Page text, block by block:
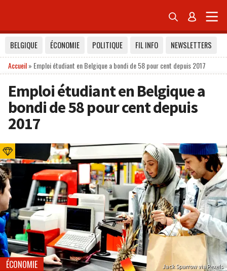
 
BELGIQUE ÉCONOMIE POLITIQUE FIL INFO
NEWSLETTERS
Accueil» Emploi étudiant en Belgique a bondi de 58 pour cent depuis 2017
Emploi étudiant en Belgique a
bondi de 58 pour cent depuis
2017
Jack Sparrow via Pexels
ÉCONOMIE